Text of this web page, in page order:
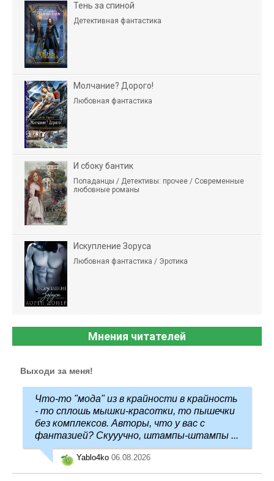
Тень за спиной
Детективная фантастика
Молчание? Дорого!
Любовная фантастика
И сбоку бантик
Попаданцы / Детективы: прочее / Современные
любовные романы
Искупление Зоруса
Любовная фантастика / Эротика
Мнения читателей
Выходи за меня!
Что-то "мода" из в крайности в крайность
- то сплошь мышки-красотки, то пышечки
без комплексов. Авторы, что у вас с
фантазией? Скууучно, штампы-штампы ...
Yablo4ko 06.08.2026